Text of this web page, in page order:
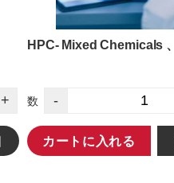
+
HPC- Mixed Chemicals
数 -
カートに入れる